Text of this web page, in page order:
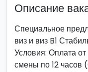
Описание
Специальное
виз и виз B1
Условия: Оплата
смены по 12 часов